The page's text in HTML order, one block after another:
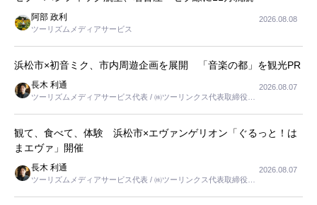
阿部 政利
ツーリズムメディアサービス
2026.08.08
浜松市×初音ミク、市内周遊企画を展開 「音楽の都」を観光PR
長木 利通
ツーリズムメディアサービス代表 / ㈱ツーリンクス代表取締役社
2026.08.07
観て、食べて、体験 浜松市×エヴァンゲリオン「ぐるっと！は
まエヴァ」開催
長木 利通
ツーリズムメディアサービス代表 / ㈱ツーリンクス代表取締役社
2026.08.07